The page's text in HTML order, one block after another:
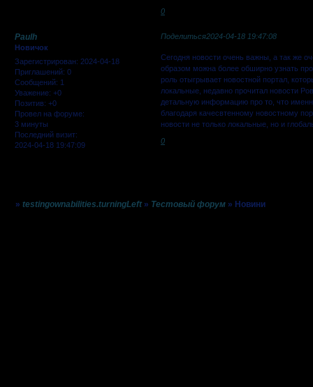
0
Поделиться2024-04-18 19:47:08
Paulh
Новичок
Зарегистрирован: 2024-04-18
Приглашений: 0
Сообщений: 1
Уважение: +0
Позитив: +0
Провел на форуме:
3 минуты
Последний визит:
2024-04-18 19:47:09
Сегодня новости очень важны, а так же
образом можна более обширно узнать
роль отыгрывает новостной портал,
локальные, недавно прочитал новости
детальную информацию про то, что
благодаря качесвтенному новостному
новости не только локальные, но и
0
»testingownabilities.turningLeft » Тестовый форум » Новини